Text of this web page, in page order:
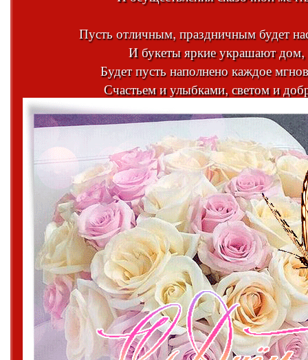
Пусть отличным, праздничным будет
И букеты яркие украшают дом,
Будет пусть наполнено каждое
Счастьем и улыбками, светом и